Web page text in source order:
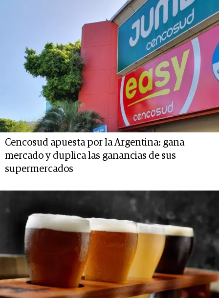
Cencosud apuesta por la Argentina: gana
mercado y duplica las ganancias de sus
supermercados